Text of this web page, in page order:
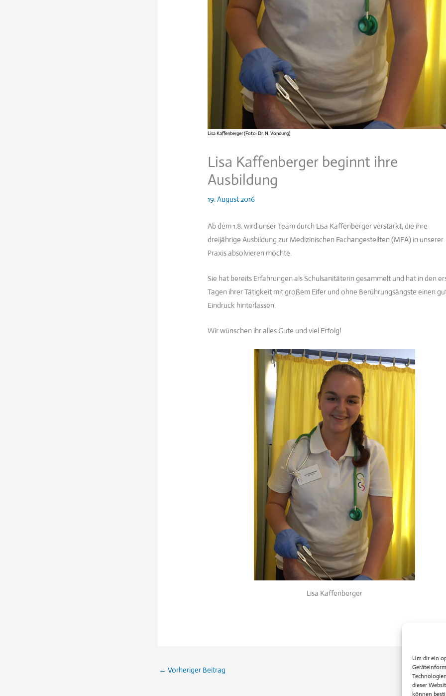
Um dir ein
dieser
können
Lisa Kaffenberger (Foto: Dr. N. Vondung)
Lisa Kaffenberger beginnt ihre
Ausbildung
19. August 2016
Ab dem 1.8. wird unser Team durch Lisa Kaffenberger verstärkt, die ihre
dreijährige Ausbildung zur Medizinischen Fachangestellten (MFA) in unserer
Praxis absolvieren möchte.
Sie hat bereits Erfahrungen als Schulsanitäterin gesammelt und hat in den
Tagen ihrer Tätigkeit mit großem Eifer und ohne Berührungsängste einen
Eindruck hinterlassen.
Wir wünschen ihr alles Gute und viel Erfolg!
Lisa Kaffenberger
← Vorheriger Beitrag